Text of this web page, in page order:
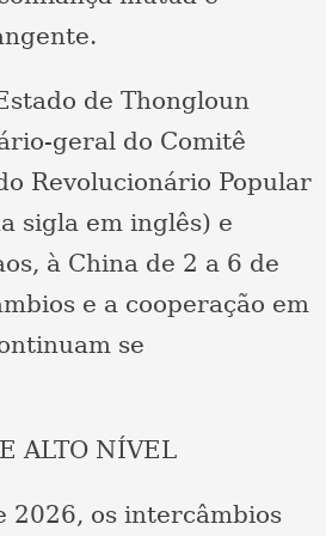
de Thongloun
geral do Comitê
Revolucionário Popular
sigla em inglês) e
à China de 2 a 6 de
e a cooperação em
se
ALTO NÍVEL
2026, os intercâmbios